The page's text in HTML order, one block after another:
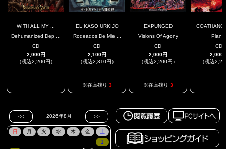
WITH ALL MY ...
Dehumanized Dep ...
CD
2,000円
（税込2,200円）
EL KASO URKIJO
Rodeados De Mie ...
CD
2,100円
（税込2,310円）
※在庫残り 3
EXPUNGED
Visions Of Agony
CD
2,000円
（税込2,200円）
※在庫残り 3
Plan
CD
2,000
（税込